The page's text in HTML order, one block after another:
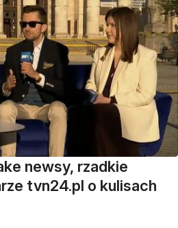
newsy, rzadkie
tvn24.pl o kulisach